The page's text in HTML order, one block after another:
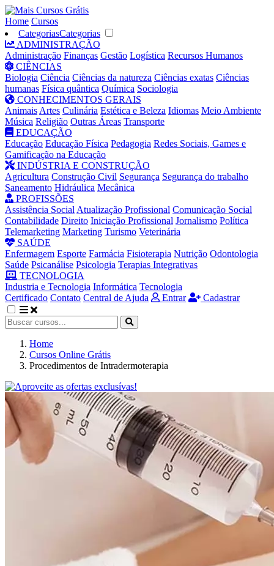
Home Cursos
CategoriasCategorias
ADMINISTRAÇÃO
Administração Finanças Gestão Logística Recursos Humanos
CIÊNCIAS
Biologia Ciência Ciências da natureza Ciências exatas Ciências
humanas Física quântica Química Sociologia
CONHECIMENTOS GERAIS
Animais Artes Culinária Estética e Beleza Idiomas Meio Ambiente
Música Religião Outras Áreas Transporte
EDUCAÇÃO
Educação Educação Física Pedagogia Redes Sociais, Games e
Gamificação na Educação
INDÚSTRIA E CONSTRUÇÃO
Agricultura Construção Civil Segurança Segurança do trabalho
Saneamento Hidráulica Mecânica
PROFISSÕES
Assistência Social Atualização Profissional Comunicação Social
Contabilidade Direito Iniciação Profissional Jornalismo Política
Telemarketing Marketing Turismo Veterinária
SAÚDE
Enfermagem Esporte Farmácia Fisioterapia Nutrição Odontologia
Saúde Psicanálise Psicologia Terapias Integrativas
TECNOLOGIA
Industria e Tecnologia Informática Tecnologia
Certificado Contato Central de Ajuda Entrar Cadastrar
Home
Cursos Online Grátis
Procedimentos de Intradermoterapia